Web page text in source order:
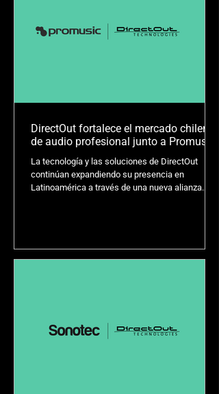
DirectOut fortalece el mercado chileno
de audio profesional junto a Promusic
La tecnología y las soluciones de DirectOut
continúan expandiendo su presencia en
Latinoamérica a través de una nueva alianza